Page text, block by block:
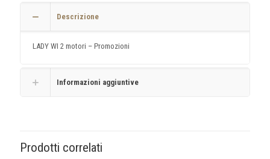
Descrizione
LADY WI 2 motori – Promozioni
Informazioni aggiuntive
Prodotti correlati